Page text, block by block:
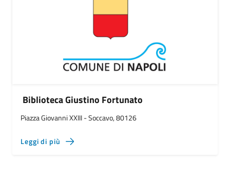
Biblioteca Giustino Fortunato
Piazza Giovanni XXIII - Soccavo, 80126
Leggi di più